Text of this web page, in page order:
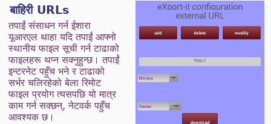
बाहिरी URLs
तपाईं संसाधन गर्न ईशारा
यूआरएल थाहा यदि तपाईं आफ्नो
स्थानीय फाइल सूची गर्न टाढाको
फाइलहरू थप्न सक्नुहुन्छ। तपाईं
इन्टरनेट पहुँच भने र टाढाको
सर्भर चलिरहेको बेला रिमोट
फाइल प्रयोग त्यसपछि यो मात्र
काम गर्न सक्छन्, नेटवर्क पहुँच
आवश्यक छ।